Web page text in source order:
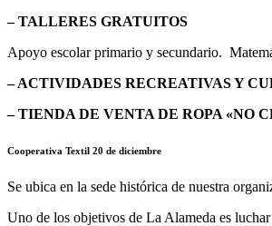
– TALLERES GRATUITOS
Apoyo escolar primario y secundario.
– ACTIVIDADES RECREATIVAS Y
– TIENDA DE VENTA DE ROPA «NO
Cooperativa Textil 20 de diciembre
Se ubica en la sede histórica de nuestra
Uno de los objetivos de La Alameda es